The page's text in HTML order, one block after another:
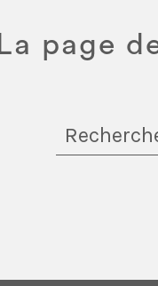
La page